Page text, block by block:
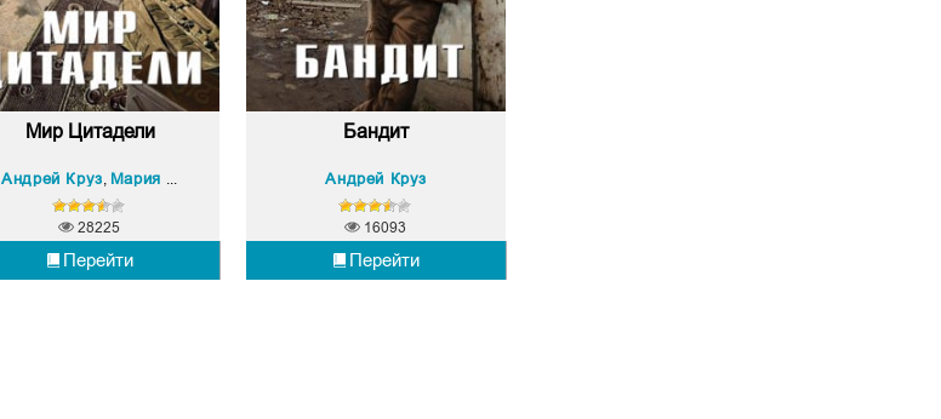
Мир Цитадели
Андрей Круз Мария Круз
Перейти
28225
Бандит
Андрей Круз
Перейти
16093